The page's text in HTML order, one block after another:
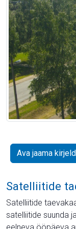
Ava jaama
Satelliitide
Satelliitide
satelliitide suunda
eelneva ööpäeva